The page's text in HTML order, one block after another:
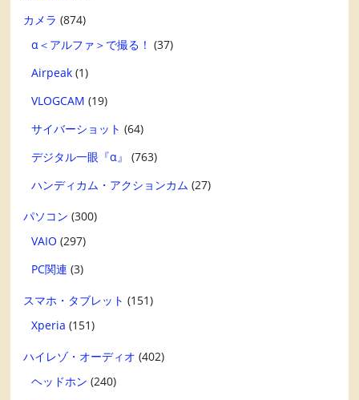
カメラ (874)
α＜アルファ＞で撮る！ (37)
Airpeak (1)
VLOGCAM (19)
サイバーショット (64)
デジタル一眼『α』
(763)
ハンディカム・アクションカム (27)
パソコン (300)
VAIO (297)
PC関連 (3)
スマホ・タブレット (151)
Xperia (151)
ハイレゾ・オーディオ (402)
ヘッドホン (240)